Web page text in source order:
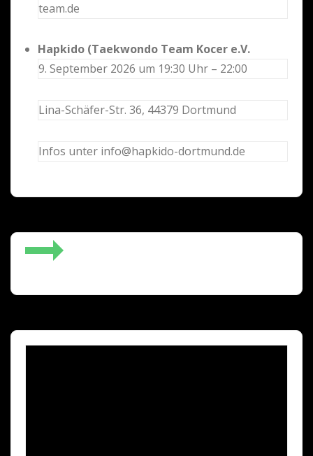
team.de
Hapkido (Taekwondo Team Kocer e.V.
9. September 2026 um 19:30 Uhr – 22:00
Lina-Schäfer-Str. 36, 44379 Dortmund
Infos unter info@hapkido-dortmund.de